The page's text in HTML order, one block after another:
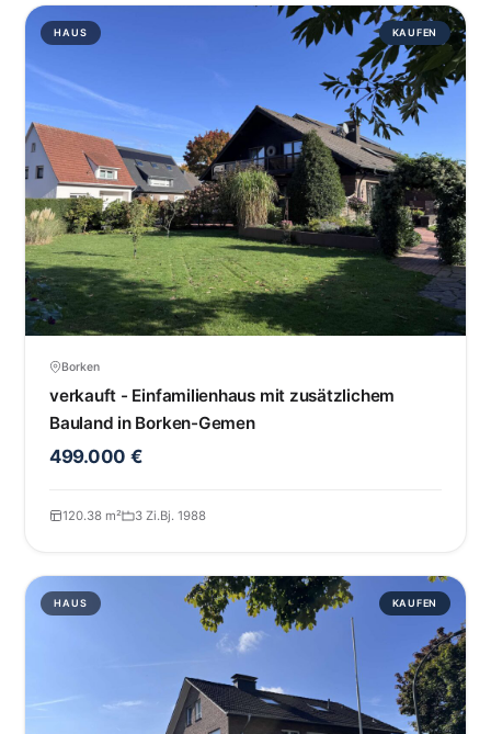
HAUS KAUFEN
Borken
verkauft - Einfamilienhaus mit zusätzlichem
Bauland in Borken-Gemen
499.000 €
120.38 m² 3 Zi.Bj. 1988
HAUS KAUFEN